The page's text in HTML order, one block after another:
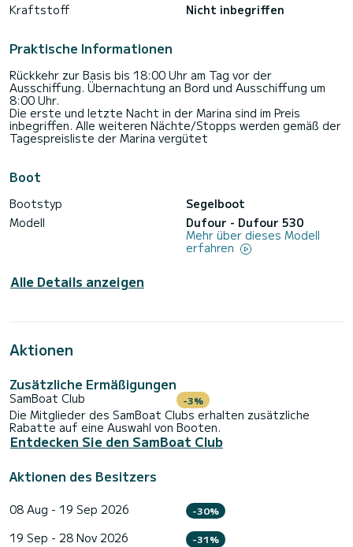
Kraftstoff
Nicht inbegriffen
Praktische Informationen
Rückkehr zur Basis bis 18:00 Uhr am Tag vor der
Ausschiffung. Übernachtung an Bord und Ausschiffung um
8:00 Uhr.
Die erste und letzte Nacht in der Marina sind im Preis
inbegriffen. Alle weiteren Nächte/Stopps werden gemäß der
Tagespreisliste der Marina vergütet
Boot
Bootstyp
Segelboot
Modell
Dufour - Dufour 530
Mehr über dieses Modell
erfahren
Alle Details anzeigen
Aktionen
Zusätzliche Ermäßigungen
SamBoat Club -3%
Die Mitglieder des SamBoat Clubs erhalten zusätzliche
Rabatte auf eine Auswahl von Booten.
Entdecken Sie den SamBoat Club
Aktionen des Besitzers
08 Aug - 19 Sep 2026 -30%
19 Sep - 28 Nov 2026 -31%